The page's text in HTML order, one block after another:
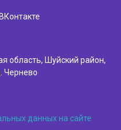
область, Шуйский район,
Чернево
данных на сайте